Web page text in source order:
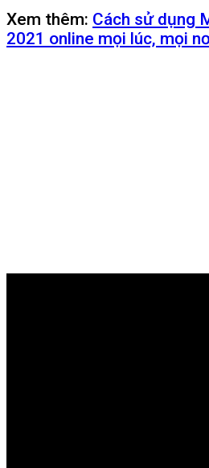
Xem thêm: Cách sử dụng
2021 online mọi lúc, mọi